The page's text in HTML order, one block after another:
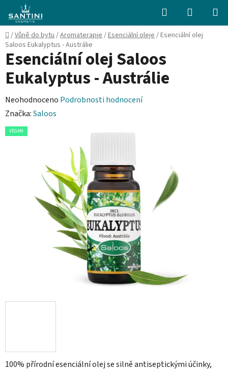
obsah
Hledat
KOŠÍK
Domů
/Vůně do bytu/Aromaterapie/Esenciální oleje/Esenciální olej
Saloos Eukalyptus - Austrálie
100% přírodní esenciální olej se silně antiseptickými účinky,
Esenciální olej Saloos
Eukalyptus - Austrálie
Průměrné
hodnocení
produktu
hvězdiček.
Neohodnoceno Podrobnosti hodnocení
Značka:Saloos
VEGAN